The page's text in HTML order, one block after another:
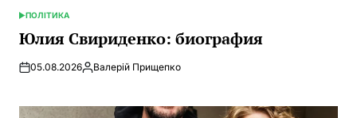
ОПУБЛИКОВАНО
В
ПОЛІТИКА
Юлия Свириденко: биография
05.08.2026Запись
Валерій Прищепко